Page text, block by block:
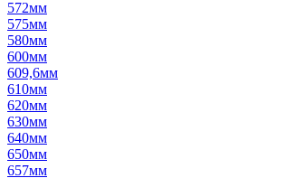
572мм
575мм
580мм
600мм
609,6мм
610мм
620мм
630мм
640мм
650мм
657мм